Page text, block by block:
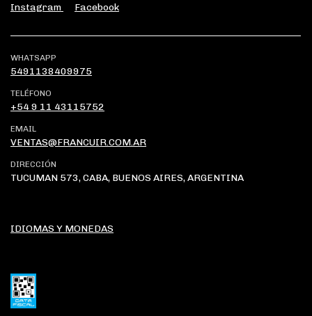
Instagram Facebook
WHATSAPP
5491138409975
TELÉFONO
+54 9 11 43115752
EMAIL
VENTAS@FRANCUIR.COM.AR
DIRECCIÓN
TUCUMAN 573, CABA, BUENOS AIRES, ARGENTINA
IDIOMAS Y MONEDAS